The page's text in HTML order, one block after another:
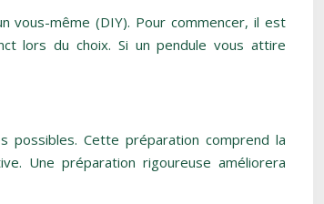
vous-même (DIY). Pour commencer, il est
lors du choix. Si un pendule vous attire
Cette préparation comprend la
Une préparation rigoureuse améliorera